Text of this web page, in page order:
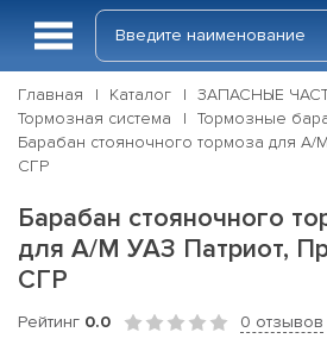
Главная Каталог
ЗАПАСНЫЕ
Тормозная система
Тормозные
Барабан стояночного тормоза для А/
СГР
Барабан стояночного
для А/М УАЗ Патриот,
СГР
Рейтинг 0.0 0 отзывов